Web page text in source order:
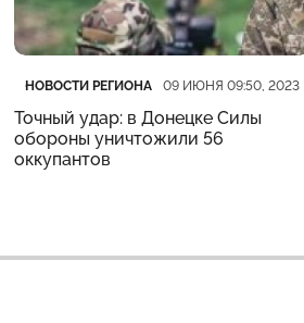
Категория
НОВОСТИ РЕГИОНА
Дата публикации 09 ИЮНЯ 09:50, 2023
Точный удар: в Донецке Силы
обороны уничтожили 56
оккупантов